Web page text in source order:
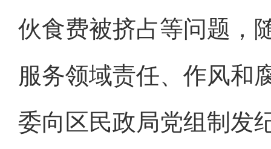
伙食费被挤占等问题，
服务领域责任、作风和
委向区民政局党组制发